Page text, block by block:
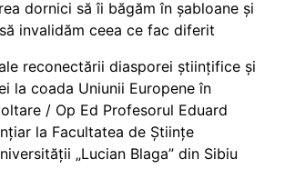
dornici să îi băgăm în șabloane și
invalidăm ceea ce fac diferit
reconectării diasporei științifice și
la coada Uniunii Europene în
/ Op Ed Profesorul Eduard
la Facultatea de Științe
„Lucian Blaga” din Sibiu